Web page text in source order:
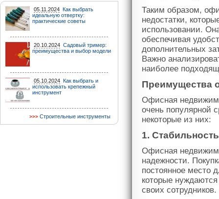
05.11.2024 Как выбрать
идеальную отвертку:
практические советы
20.10.2024 Садовый тример:
преимущества и выбор модели
05.10.2024 Как выбрать и
использовать крепежный
инструмент
Строительные инструменты
Таким образом,
недостатки,
использовании.
обеспечивая
дополнительных
Важно
наиболее
Преимущества
Офисная
очень популярной
некоторые из них:
1.
Офисная
надежности.
постоянное место
которые
своих сотрудников.